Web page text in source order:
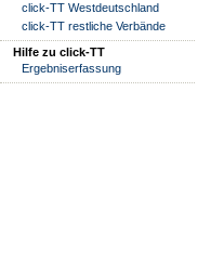
click-TT Westdeutschland
click-TT restliche Verbände
Hilfe zu click-TT
Ergebniserfassung